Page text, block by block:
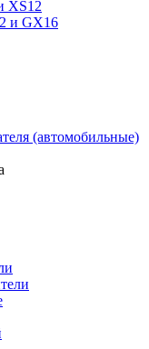
XS12
и GX16
(автомобильные)